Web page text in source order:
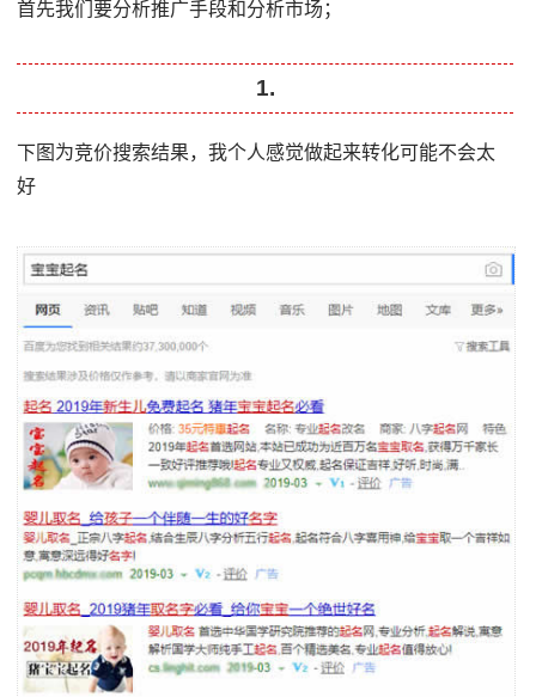
首先我们要分析推广手段和分析市场；
1.
下图为竞价搜索结果，我个人感觉做起来转化可能不会太
好